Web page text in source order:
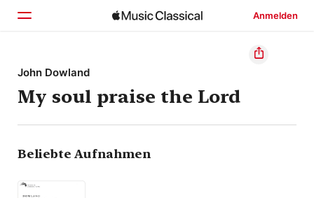
Anmelden
Startseite
Entdecken
Suchen
John Dowland
My soul praise the Lord
Beliebte Aufnahmen